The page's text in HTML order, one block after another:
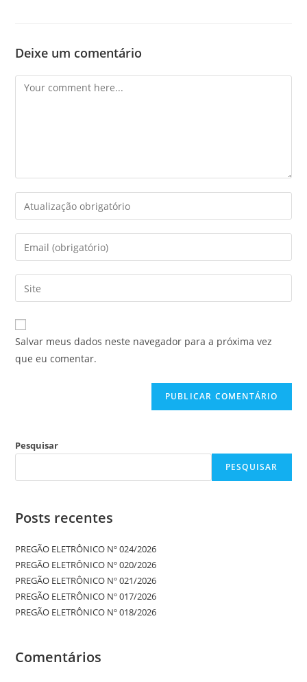
Deixe um comentário
Salvar meus dados neste navegador para a próxima vez
que eu comentar.
Pesquisar
PESQUISAR
Posts recentes
PREGÃO ELETRÔNICO Nº 024/2026
PREGÃO ELETRÔNICO Nº 020/2026
PREGÃO ELETRÔNICO Nº 021/2026
PREGÃO ELETRÔNICO Nº 017/2026
PREGÃO ELETRÔNICO Nº 018/2026
Comentários